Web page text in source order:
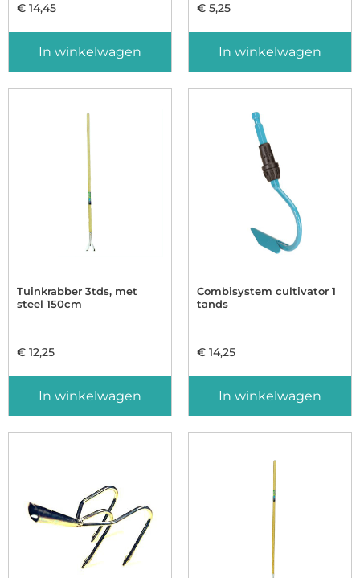
€ 14,45
In winkelwagen
€ 5,25
In winkelwagen
Tuinkrabber 3tds, met
steel 150cm
€ 12,25
In winkelwagen
Combisystem cultivator 1
tands
€ 14,25
In winkelwagen